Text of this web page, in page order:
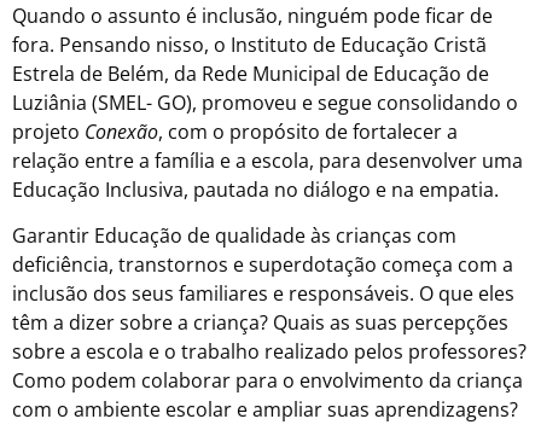
Quando o assunto é inclusão, ninguém pode ficar de
fora. Pensando nisso, o Instituto de Educação Cristã
Estrela de Belém, da Rede Municipal de Educação de
Luziânia (SMEL- GO), promoveu e segue consolidando o
projeto Conexão, com o propósito de fortalecer a
relação entre a família e a escola, para desenvolver uma
Educação Inclusiva, pautada no diálogo e na empatia.
Garantir Educação de qualidade às crianças com
deficiência, transtornos e superdotação começa com a
inclusão dos seus familiares e responsáveis. O que eles
têm a dizer sobre a criança? Quais as suas percepções
sobre a escola e o trabalho realizado pelos professores?
Como podem colaborar para o envolvimento da criança
com o ambiente escolar e ampliar suas aprendizagens?